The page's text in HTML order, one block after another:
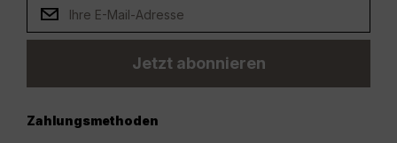
Jetzt abonnieren
Zahlungsmethoden